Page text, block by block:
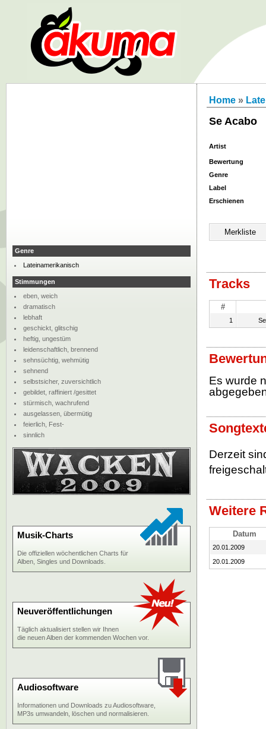
Home »
Se Acabo
Artist
Bewertung
Genre
Label
Erschienen
Tracks
#
1
Es wurde
Derzeit
Weitere
Datum
20.01.2009
20.01.2009
Genre
Lateinamerikanisch
Stimmungen
eben, weich
dramatisch
lebhaft
geschickt, glitschig
heftig, ungestüm
leidenschaftlich, brennend
sehnsüchtig, wehmütig
sehnend
selbstsicher, zuversichtlich
gebildet, raffiniert /gesittet
stürmisch, wachrufend
ausgelassen, übermütig
feierlich, Fest-
sinnlich
Musik-Charts
Die offiziellen wöchentlichen Charts für
Alben, Singles und Downloads.
Neuveröffentlichungen
Täglich aktualisiert stellen wir Ihnen
die neuen Alben der kommenden Wochen vor.
Audiosoftware
Informationen und Downloads zu Audiosoftware,
MP3s umwandeln, löschen und normalisieren.